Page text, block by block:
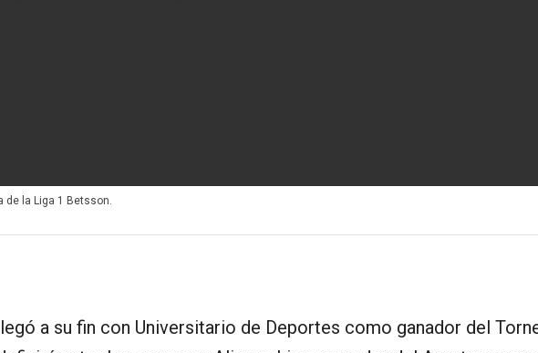
de la Liga 1 Betsson.
a su fin con Universitario de Deportes como ganador del